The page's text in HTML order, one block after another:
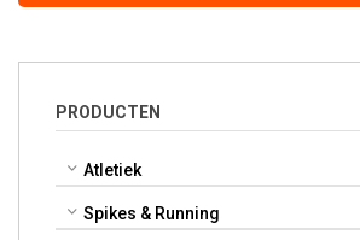
PRODUCTEN
Atletiek
Spikes & Running